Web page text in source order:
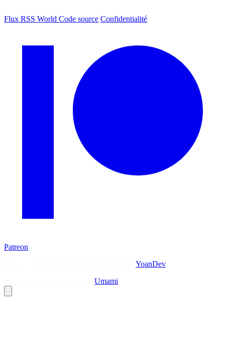
Flux RSS World Code source Confidentialité
Patreon
YoanDev
Umami